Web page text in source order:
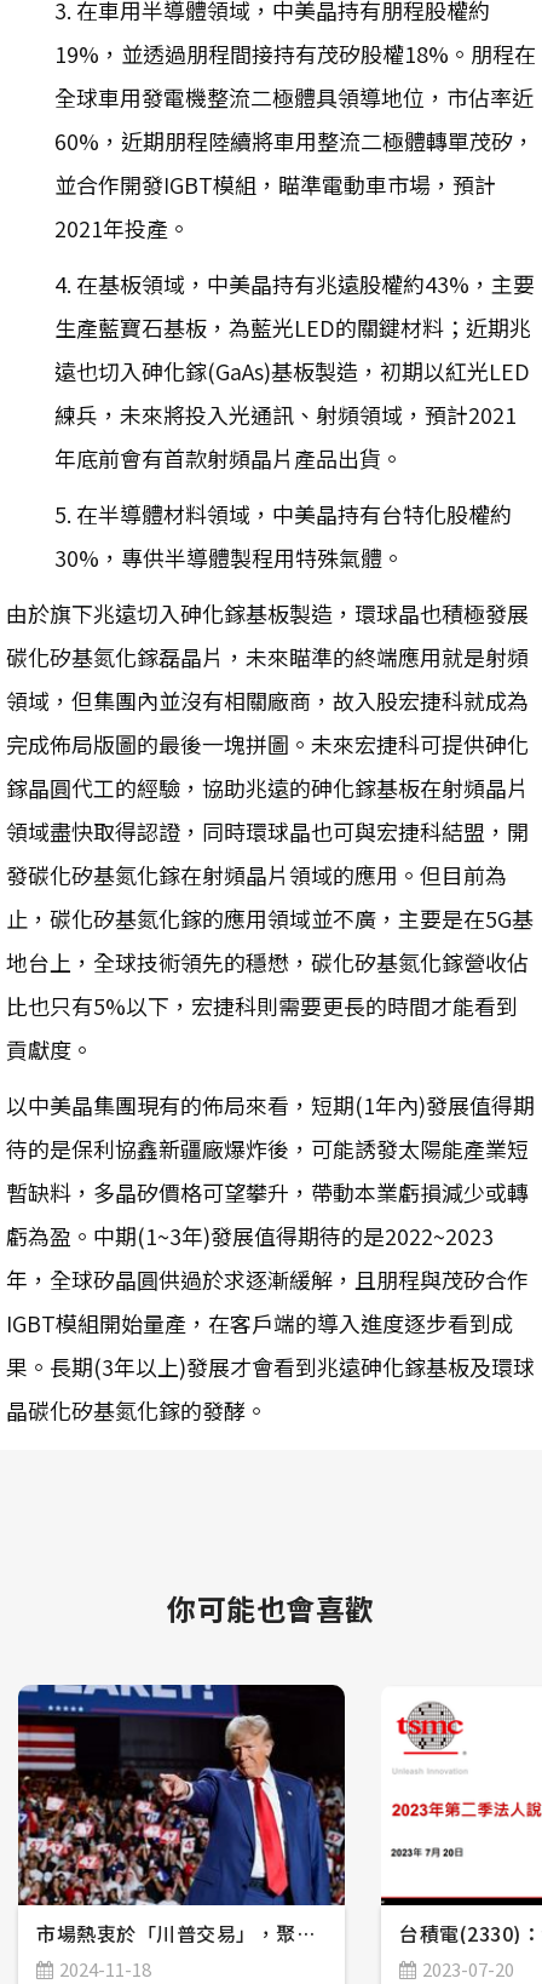
3. 在車用半導體領域，中美晶持有朋程股權約
19%，並透過朋程間接持有茂矽股權18%。朋程在
全球車用發電機整流二極體具領導地位，市佔率近
60%，近期朋程陸續將車用整流二極體轉單茂矽，
並合作開發IGBT模組，瞄準電動車市場，預計
2021年投產。
4. 在基板領域，中美晶持有兆遠股權約43%，主要
生產藍寶石基板，為藍光LED的關鍵材料；近期兆
遠也切入砷化鎵(GaAs)基板製造，初期以紅光LED
練兵，未來將投入光通訊、射頻領域，預計2021
年底前會有首款射頻晶片產品出貨。
5. 在半導體材料領域，中美晶持有台特化股權約
30%，專供半導體製程用特殊氣體。
由於旗下兆遠切入砷化鎵基板製造，環球晶也積極發展
碳化矽基氮化鎵磊晶片，未來瞄準的終端應用就是射頻
領域，但集團內並沒有相關廠商，故入股宏捷科就成為
完成佈局版圖的最後一塊拼圖。未來宏捷科可提供砷化
鎵晶圓代工的經驗，協助兆遠的砷化鎵基板在射頻晶片
領域盡快取得認證，同時環球晶也可與宏捷科結盟，開
發碳化矽基氮化鎵在射頻晶片領域的應用。但目前為
止，碳化矽基氮化鎵的應用領域並不廣，主要是在5G基
地台上，全球技術領先的穩懋，碳化矽基氮化鎵營收佔
比也只有5%以下，宏捷科則需要更長的時間才能看到
貢獻度。
以中美晶集團現有的佈局來看，短期(1年內)發展值得期
待的是保利協鑫新疆廠爆炸後，可能誘發太陽能產業短
暫缺料，多晶矽價格可望攀升，帶動本業虧損減少或轉
虧為盈。中期(1~3年)發展值得期待的是2022~2023
年，全球矽晶圓供過於求逐漸緩解，且朋程與茂矽合作
IGBT模組開始量產，在客戶端的導入進度逐步看到成
果。長期(3年以上)發展才會看到兆遠砷化鎵基板及環球
晶碳化矽基氮化鎵的發酵。
你可能也會喜歡
市場熱衷於「川普交易」，聚焦川普新政潛在影響
2024-11-18
台積電(2330)
2023-07-20